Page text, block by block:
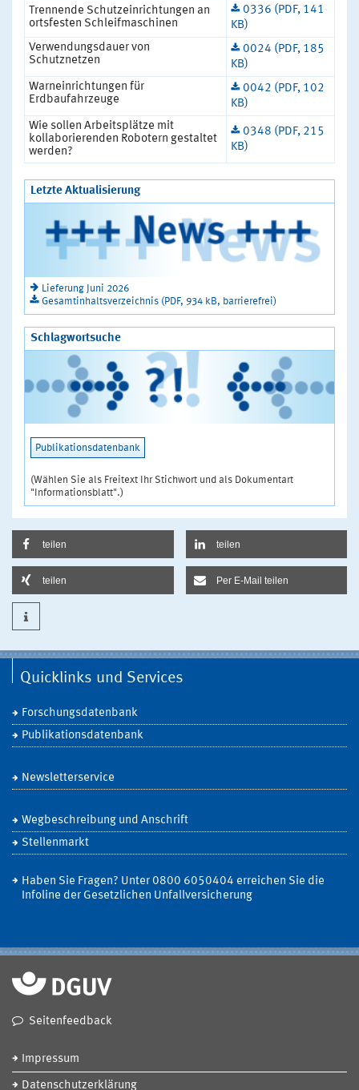
Trennende Schutzeinrichtungen an
ortsfesten Schleifmaschinen
0336 (PDF, 141
KB)
Verwendungsdauer von
Schutznetzen
0024 (PDF, 185
KB)
Warneinrichtungen für
Erdbaufahrzeuge
0042 (PDF, 102
KB)
Wie sollen Arbeitsplätze mit
kollaborierenden Robotern gestaltet
werden?
0348 (PDF, 215
KB)
Letzte Aktualisierung
Lieferung Juni 2026
Gesamtinhaltsverzeichnis (PDF, 934 kB, barrierefrei)
Schlagwortsuche
Publikationsdatenbank
(Wählen Sie als Freitext Ihr Stichwort und als Dokumentart
"Informationsblatt".)
teilen teilen
teilen Per E-Mail teilen
Quicklinks und Services
Forschungsdatenbank
Publikationsdatenbank
Newsletterservice
Wegbeschreibung und Anschrift
Stellenmarkt
Haben Sie Fragen? Unter 0800 6050404 erreichen Sie die
Infoline der Gesetzlichen Unfallversicherung
Seitenfeedback
Impressum
Datenschutzerklärung